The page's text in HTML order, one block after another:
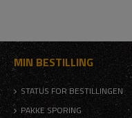
MIN BESTILLING
STATUS FOR BESTILLINGEN
PAKKE SPORING